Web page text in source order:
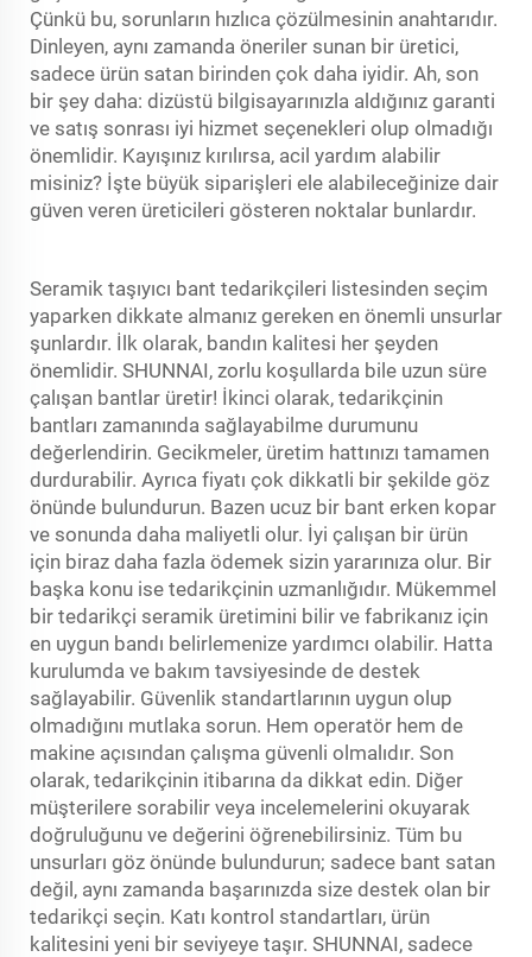
Çünkü bu, sorunların hızlıca çözülmesinin anahtarıdır.
Dinleyen, aynı zamanda öneriler sunan bir üretici,
sadece ürün satan birinden çok daha iyidir. Ah, son
bir şey daha: dizüstü bilgisayarınızla aldığınız garanti
ve satış sonrası iyi hizmet seçenekleri olup olmadığı
önemlidir. Kayışınız kırılırsa, acil yardım alabilir
misiniz? İşte büyük siparişleri ele alabileceğinize dair
güven veren üreticileri gösteren noktalar bunlardır.
Seramik taşıyıcı bant tedarikçileri listesinden seçim
yaparken dikkate almanız gereken en önemli unsurlar
şunlardır. İlk olarak, bandın kalitesi her şeyden
önemlidir. SHUNNAI, zorlu koşullarda bile uzun süre
çalışan bantlar üretir! İkinci olarak, tedarikçinin
bantları zamanında sağlayabilme durumunu
değerlendirin. Gecikmeler, üretim hattınızı tamamen
durdurabilir. Ayrıca fiyatı çok dikkatli bir şekilde göz
önünde bulundurun. Bazen ucuz bir bant erken kopar
ve sonunda daha maliyetli olur. İyi çalışan bir ürün
için biraz daha fazla ödemek sizin yararınıza olur. Bir
başka konu ise tedarikçinin uzmanlığıdır. Mükemmel
bir tedarikçi seramik üretimini bilir ve fabrikanız için
en uygun bandı belirlemenize yardımcı olabilir. Hatta
kurulumda ve bakım tavsiyesinde de destek
sağlayabilir. Güvenlik standartlarının uygun olup
olmadığını mutlaka sorun. Hem operatör hem de
makine açısından çalışma güvenli olmalıdır. Son
olarak, tedarikçinin itibarına da dikkat edin. Diğer
müşterilere sorabilir veya incelemelerini okuyarak
doğruluğunu ve değerini öğrenebilirsiniz. Tüm bu
unsurları göz önünde bulundurun; sadece bant satan
değil, aynı zamanda başarınızda size destek olan bir
tedarikçi seçin. Katı kontrol standartları, ürün
kalitesini yeni bir seviyeye taşır. SHUNNAI, sadece